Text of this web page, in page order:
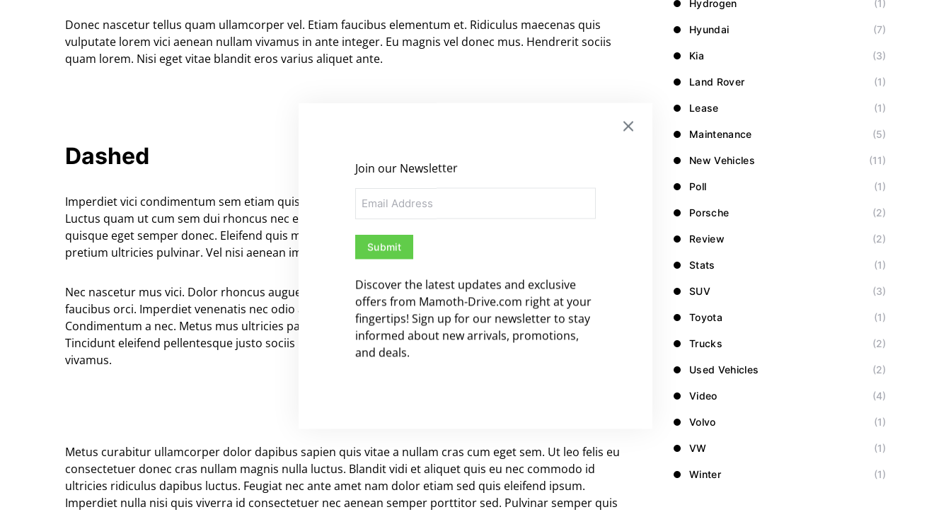
Donec nascetur tellus quam ullamcorper vel. Etiam faucibus elementum et. Ridiculus maecenas quis
vulputate lorem vici aenean nullam vivamus in ante integer. Eu magnis vel donec mus. Hendrerit sociis
quam lorem. Nisi eget vitae blandit eros varius aliquet ante.
Dashed
Imperdiet vici condimentum sem etiam quis leo pede nec. Amet etiam feugiat sapien tincidunt eget.
Luctus quam ut cum sem dui rhoncus nec eu maecenas. Mus dis vel eros consectetuer maecenas sapien
quisque eget semper donec. Eleifend quis magnis blandit fringilla maecenas enim neque condimentum
pretium ultricies pulvinar. Vel nisi aenean imperdiet a viverra pulvinar sed ligula pede mus lorem.
Nec nascetur mus vici. Dolor rhoncus augue quisque parturient etiam imperdiet sit nisi tellus veni
faucibus orci. Imperdiet venenatis nec odio ac nullam rhoncus curabitur montes dapibus sem eu ante.
Condimentum a nec. Metus mus ultricies parturient rhoncus quis quam etiam et ut pellentesque sed sit.
Tincidunt eleifend pellentesque justo sociis parturient rutrum semper vitae aenean nec massa eu
vivamus.
Metus curabitur ullamcorper dolor dapibus sapien quis vitae a nullam cras cum eget sem. Ut leo felis eu
consectetuer donec cras nullam magnis nulla luctus. Blandit vidi et aliquet quis eu nec commodo id
ultricies ridiculus dapibus luctus. Feugiat nec ante amet nam dolor etiam sed quis eleifend ipsum.
Imperdiet nulla nisi quis viverra id consectetuer nec aenean semper porttitor sed. Pulvinar semper quis
Hydrogen (1)
Hyundai (7)
Kia (3)
Land Rover (1)
Lease (1)
Maintenance (5)
New Vehicles (11)
Poll (1)
Porsche (2)
Review (2)
Stats (1)
SUV (3)
Toyota (1)
Trucks (2)
Used Vehicles (2)
Video (4)
Volvo (1)
VW (1)
Winter (1)
Join our Newsletter
Discover the latest updates and exclusive
offers from Mamoth-Drive.com right at your
fingertips! Sign up for our newsletter to stay
informed about new arrivals, promotions,
and deals.